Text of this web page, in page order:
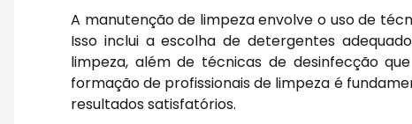
A manutenção de limpeza envolve o uso de
Isso inclui a escolha de detergentes
limpeza, além de técnicas de desinfecção
formação de profissionais de limpeza é
resultados satisfatórios.